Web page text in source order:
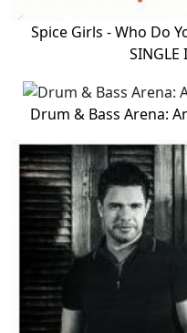
Spice Girls - Who Do
SINGLE
Drum & Bass Arena: